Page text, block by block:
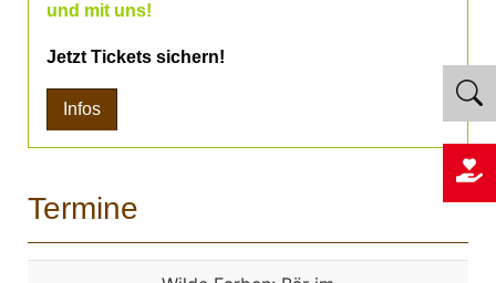
und mit uns!
Jetzt Tickets sichern!
Infos
Termine